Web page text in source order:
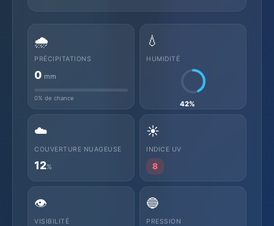
🌧️
PRÉCIPITATIONS
0 mm
0% de chance
💧
HUMIDITÉ
42%
☁️
COUVERTURE NUAGEUSE
12%
☀️
INDICE UV
8
👁️
VISIBILITÉ
🔵
PRESSION